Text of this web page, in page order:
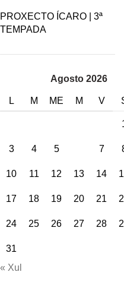
PROXECTO ÍCARO | 3ª
TEMPADA
Agosto 2026
L M ME M V
3 4 5 7
10 11 12 13 14
17 18 19 20 21
24 25 26 27 28
31
« Xul